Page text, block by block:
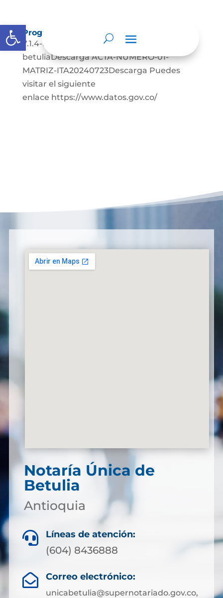
Abrir barra de herramientas
Programa de gestión documental
7.1.4-Programa-de-gestion-documental-
betuliaDescarga ACTA-NUMERO-01-
MATRIZ-ITA20240723Descarga Puedes
visitar el siguiente
enlace https://www.datos.gov.co/
Notaría Única de
Betulia
Antioquia
 Líneas de atención:
(604) 8436888
 Correo electrónico:
unicabetulia@supernotariado.gov.co,